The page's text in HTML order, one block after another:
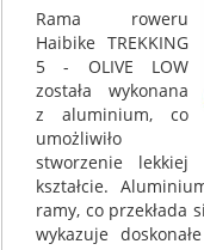
Rama roweru
Haibike TREKKING
5 - OLIVE LOW
została wykonana
z aluminium, co
umożliwiło
stworzenie
kształcie.
ramy, co przekłada
wykazuje